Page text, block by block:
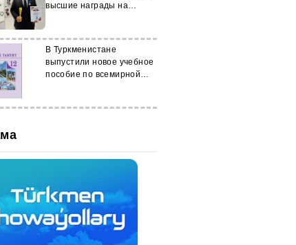
высшие награды на
В Туркменистане
выпустили новое учебное
пособие по всемирной